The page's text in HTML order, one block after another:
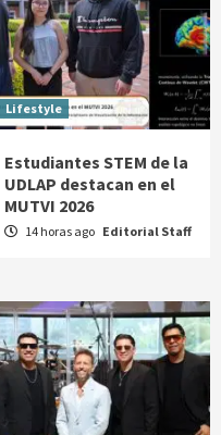
Lifestyle
Estudiantes STEM de la
UDLAP destacan en el
MUTVI 2026
14 horas ago Editorial Staff